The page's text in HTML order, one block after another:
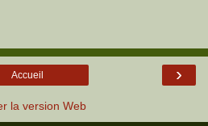
›
Accueil
la version Web